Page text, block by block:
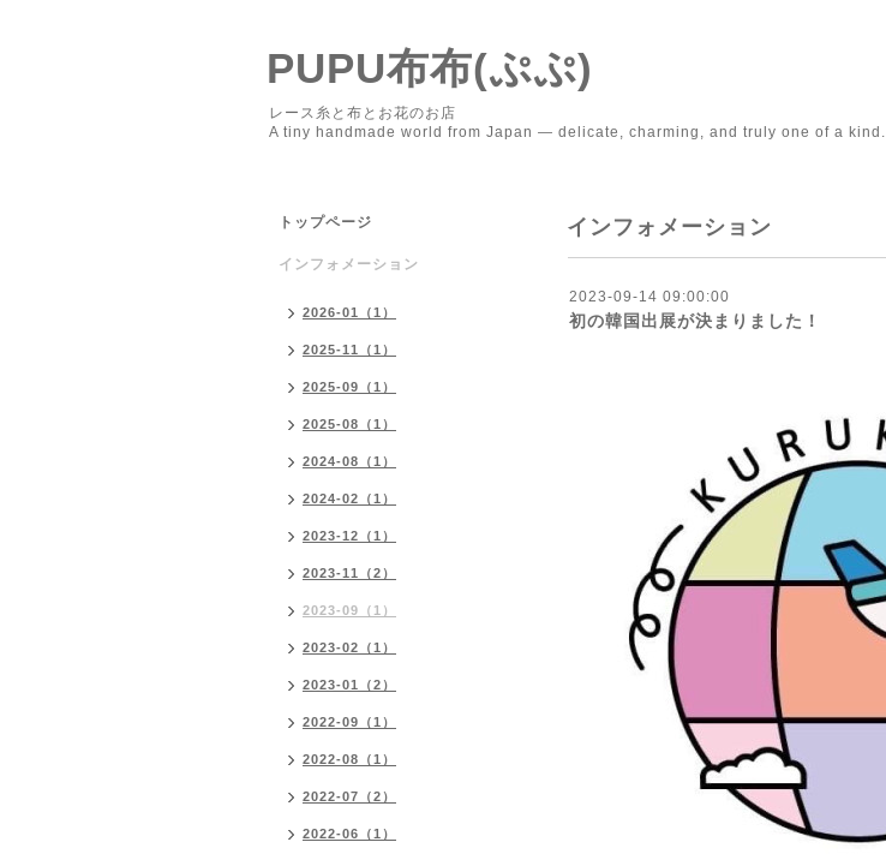
PUPU布布(ぷぷ)
レース糸と布とお花のお店
A tiny handmade world from Japan — delicate, charming, and truly one of a kind.
インフォメーション
2023-09-14 09:00:00
初の韓国出展が決まりました！
トップページ
インフォメーション
2026-01（1）
2025-11（1）
2025-09（1）
2025-08（1）
2024-08（1）
2024-02（1）
2023-12（1）
2023-11（2）
2023-09（1）
2023-02（1）
2023-01（2）
2022-09（1）
2022-08（1）
2022-07（2）
2022-06（1）